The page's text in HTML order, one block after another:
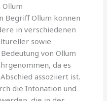
Begriff Ollum können
in verschiedenen
sowie
von Ollum
da es
assoziiert ist.
die Intonation und